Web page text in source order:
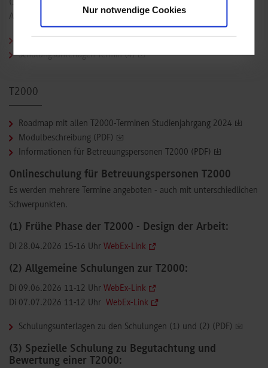
Nur notwendige Cookies
Arbeit
Schulungsunterlagen Termin (4)
T2000
Roadmap mit allen T2000-Terminen Studienjahrgang 2024
Modulbeschreibung (PDF)
Informationen für Betreuungspersonen T2000 (PDF)
Onlineschulung für Betreuungspersonen T2000
Es werden mehrere Termine angeboten - auch mit unterschiedlichen
Schwerpunkten.
(1) Frühe Phase der T2000 - Design der Arbeit:
Di 28.04.2026 15-16 Uhr WebEx-Link
(2) Allgemeine Schulungen zur T2000:
Di 09.06.2026 11-12 Uhr WebEx-Link
Di 07.07.2026 11-12 Uhr WebEx-Link
Schulungsunterlagen zu den Schulungen (1) und (2) (PDF)
(3) Spezielle Schulung zu Begutachtung und
Bewertung einer T2000: